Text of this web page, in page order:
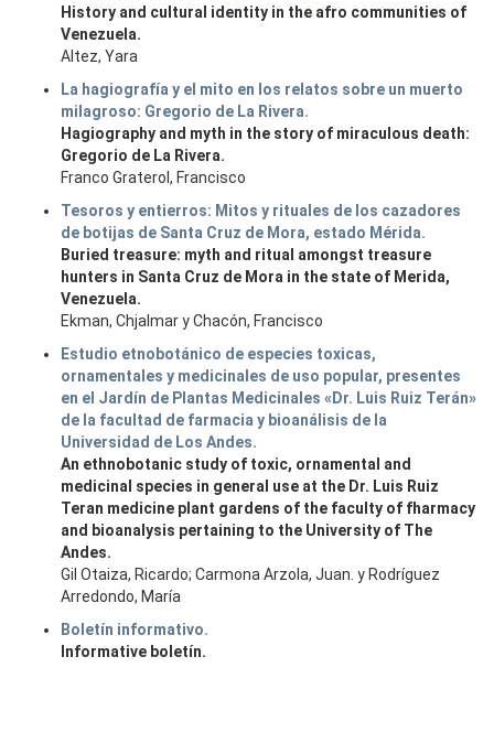
History and cultural identity in the afro communities of
Venezuela.
Altez, Yara
La hagiografía y el mito en los relatos sobre un muerto
milagroso: Gregorio de La Rivera.
Hagiography and myth in the story of miraculous death:
Gregorio de La Rivera.
Franco Graterol, Francisco
Tesoros y entierros: Mitos y rituales de los cazadores
de botijas de Santa Cruz de Mora, estado Mérida.
Buried treasure: myth and ritual amongst treasure
hunters in Santa Cruz de Mora in the state of Merida,
Venezuela.
Ekman, Chjalmar y Chacón, Francisco
Estudio etnobotánico de especies toxicas,
ornamentales y medicinales de uso popular, presentes
en el Jardín de Plantas Medicinales «Dr. Luis Ruiz Terán»
de la facultad de farmacia y bioanálisis de la
Universidad de Los Andes.
An ethnobotanic study of toxic, ornamental and
medicinal species in general use at the Dr. Luis Ruiz
Teran medicine plant gardens of the faculty of fharmacy
and bioanalysis pertaining to the University of The
Andes.
Gil Otaiza, Ricardo; Carmona Arzola, Juan. y Rodríguez
Arredondo, María
Boletín informativo.
Informative boletín.